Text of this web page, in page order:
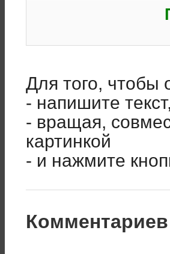
Для того, чтобы
- напишите
- вращая,
картинкой
- и нажмите